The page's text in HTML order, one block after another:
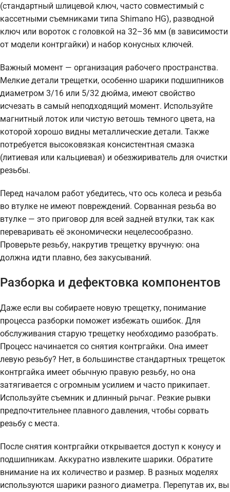
(стандартный шлицевой ключ, часто совместимый с
кассетными съемниками типа Shimano HG), разводной
ключ или вороток с головкой на 32–36 мм (в зависимости
от модели контргайки) и набор конусных ключей.
Важный момент — организация рабочего пространства.
Мелкие детали трещетки, особенно шарики подшипников
диаметром 3/16 или 5/32 дюйма, имеют свойство
исчезать в самый неподходящий момент. Используйте
магнитный лоток или чистую ветошь темного цвета, на
которой хорошо видны металлические детали. Также
потребуется высоковязкая консистентная смазка
(литиевая или кальциевая) и обезжириватель для очистки
резьбы.
Перед началом работ убедитесь, что ось колеса и резьба
во втулке не имеют повреждений. Сорванная резьба во
втулке — это приговор для всей задней втулки, так как
переваривать её экономически нецелесообразно.
Проверьте резьбу, накрутив трещетку вручную: она
должна идти плавно, без закусываний.
Разборка и дефектовка компонентов
Даже если вы собираете новую трещетку, понимание
процесса разборки поможет избежать ошибок. Для
обслуживания старую трещетку необходимо разобрать.
Процесс начинается со снятия контргайки. Она имеет
левую резьбу? Нет, в большинстве стандартных трещеток
контргайка имеет обычную правую резьбу, но она
затягивается с огромным усилием и часто прикипает.
Используйте съемник и длинный рычаг. Резкие рывки
предпочтительнее плавного давления, чтобы сорвать
резьбу с места.
После снятия контргайки открывается доступ к конусу и
подшипникам. Аккуратно извлеките шарики. Обратите
внимание на их количество и размер. В разных моделях
используются шарики разного диаметра. Перепутав их, вы